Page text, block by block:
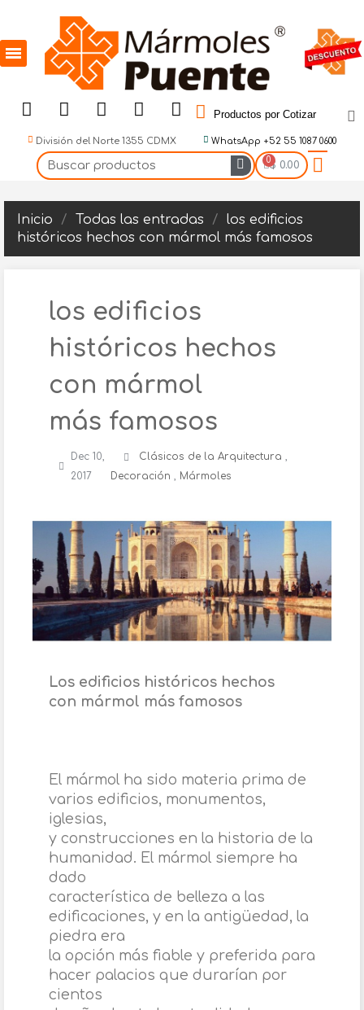
Productos por Cotizar
División del Norte 1355 CDMX WhatsApp +52 55 1087 0600
$ 0.00
Inicio Todas las entradas
los edificios
históricos hechos con mármol más famosos
los edificios
históricos hechos
con mármol
más famosos
Dec 10,
2017
Clásicos de la Arquitectura ,
Decoración , Mármoles
Los edificios históricos hechos
con mármol más famosos
El mármol ha sido materia prima de
varios edificios, monumentos,
iglesias,
y construcciones en la historia de la
humanidad. El mármol siempre ha
dado
característica de belleza a las
edificaciones, y en la antigüedad, la
piedra era
la opción más fiable y preferida para
hacer palacios que durarían por
cientos